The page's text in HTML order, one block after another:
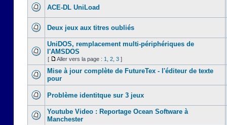
ACE-DL UniLoad
Deux jeux aux titres oubliés
UniDOS, remplacement multi-périphériques de
l'AMSDOS
[ Aller vers la page : 1 2 3 ]
Mise à jour complète de FutureTex - l'éditeur de texte
pour
Problème identitque sur 3 jeux
Youtube Video : Reportage Ocean Software à
Manchester